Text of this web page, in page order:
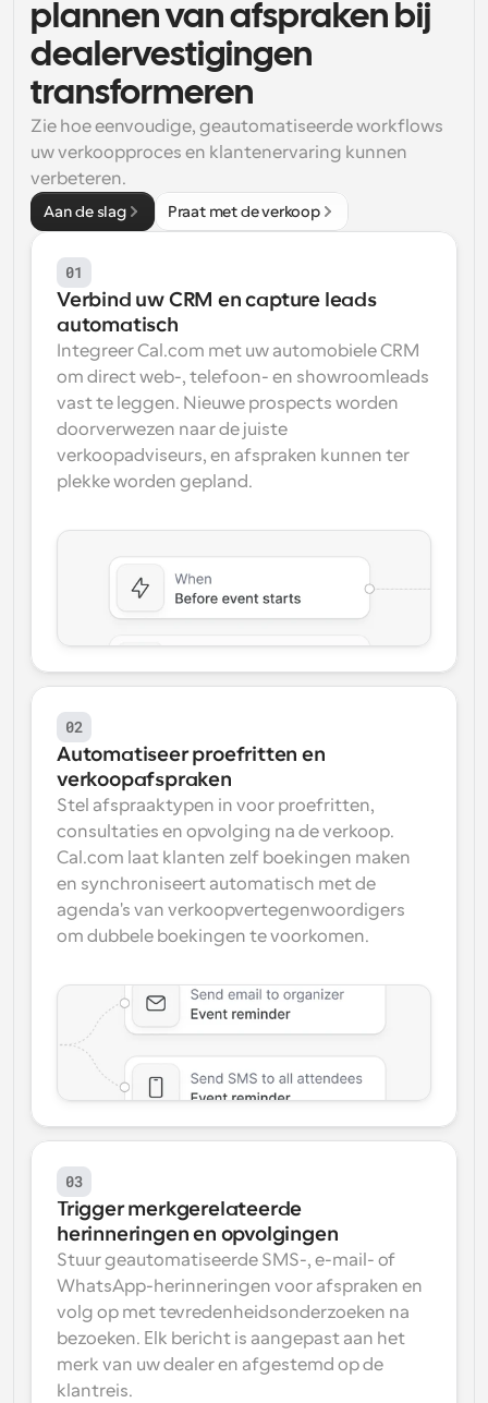
Supercharged planning met AI-gestuurde
Automatiseer planning en herinneringen
Blijf op de hoogte van het laatste nieuws en updates
Instant Vergaderingen
Ontmoet cliënten binnen enkele minuten
Dynamische Groep Links
Boek naadloos vergaderingen met meerdere mensen
Webhooks
Ontvang een melding wanneer er iets gebeurt
plannen van afspraken bij
dealervestigingen
transformeren
Zie hoe eenvoudige, geautomatiseerde workflows
uw verkoopproces en klantenervaring kunnen
verbeteren.
Aan de slag Praat met de verkoop
01
Verbind uw CRM en capture leads
automatisch
Integreer Cal.com met uw automobiele CRM
om direct web-, telefoon- en showroomleads
vast te leggen. Nieuwe prospects worden
doorverwezen naar de juiste
verkoopadviseurs, en afspraken kunnen ter
plekke worden gepland.
02
Automatiseer proefritten en
verkoopafspraken
Stel afspraaktypen in voor proefritten,
consultaties en opvolging na de verkoop.
Cal.com laat klanten zelf boekingen maken
en synchroniseert automatisch met de
agenda's van verkoopvertegenwoordigers
om dubbele boekingen te voorkomen.
03
Trigger merkgerelateerde
herinneringen en opvolgingen
Stuur geautomatiseerde SMS-, e-mail- of
WhatsApp-herinneringen voor afspraken en
volg op met tevredenheidsonderzoeken na
bezoeken. Elk bericht is aangepast aan het
merk van uw dealer en afgestemd op de
klantreis.